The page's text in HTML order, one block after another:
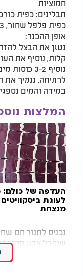
חמוציות
תבלינים: כפית
כפית פלפל שחור, 3 כפות סילאן, כפית קינמון
אופן ההכנה:
נטגן את הבצל
קלות, נוסיף את
נוסיף 3-2
לרתיחה. ננמיך
במידה והמים
המלצות
העדפה של כולם:
לעוגת ביסקוויטים
מנצחת
שיקבל צבע
ההגשה. להגיש על